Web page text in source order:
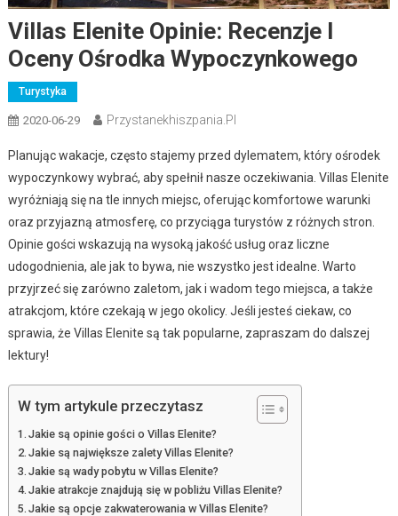
Villas Elenite Opinie: Recenzje I
Oceny Ośrodka Wypoczynkowego
Turystyka
2020-06-29 Przystanekhiszpania.pl
Planując wakacje, często stajemy przed dylematem, który ośrodek
wypoczynkowy wybrać, aby spełnił nasze oczekiwania. Villas Elenite
wyróżniają się na tle innych miejsc, oferując komfortowe warunki
oraz przyjazną atmosferę, co przyciąga turystów z różnych stron.
Opinie gości wskazują na wysoką jakość usług oraz liczne
udogodnienia, ale jak to bywa, nie wszystko jest idealne. Warto
przyjrzeć się zarówno zaletom, jak i wadom tego miejsca, a także
atrakcjom, które czekają w jego okolicy. Jeśli jesteś ciekaw, co
sprawia, że Villas Elenite są tak popularne, zapraszam do dalszej
lektury!
W tym artykule przeczytasz
Jakie są opinie gości o Villas Elenite?
Jakie są największe zalety Villas Elenite?
Jakie są wady pobytu w Villas Elenite?
Jakie atrakcje znajdują się w pobliżu Villas Elenite?
Jakie są opcje zakwaterowania w Villas Elenite?